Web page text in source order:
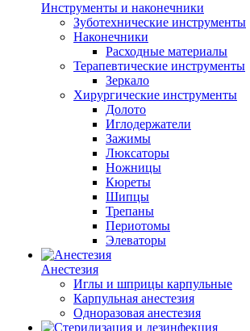
Инструменты и наконечники
Зуботехнические инструменты
Наконечники
Расходные материалы
Терапевтические инструменты
Зеркало
Хирургические инструменты
Долото
Иглодержатели
Зажимы
Люксаторы
Ножницы
Кюреты
Шипцы
Трепаны
Периотомы
Элеваторы
Анестезия
Иглы и шприцы карпульные
Карпульная анестезия
Одноразовая анестезия